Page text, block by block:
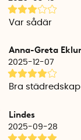
rumstemperatur
Specifikationer
Total längd: 70
Handtagets
Diameter: Ø1–5
Antal per
Var sådär
Anna-Greta
2025-12-07
Bra städredskap
Lindes
2025-09-28